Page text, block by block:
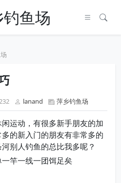
鱼场
lanand 萍乡钓鱼场
运动，有很多新手朋友的加
的新入门的朋友有非常多的
别人钓鱼的总比我多呢？
竿一线一团饵足矣